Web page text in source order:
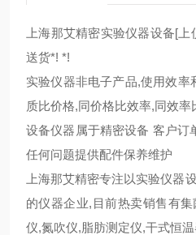
上海那艾精密实验仪器设备[
送货*! *!
实验仪器非电子产品,使用效率
质比价格,同价格比效率,同效率
设备仪器属于精密设备 客户订
任何问题提供配件保养维护
上海那艾精密专注以实验仪器
的仪器企业,目前热卖销售有
仪,氮吹仪,脂肪测定仪,干式恒